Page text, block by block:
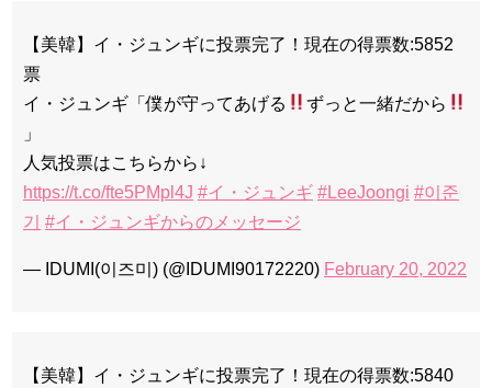
【美韓】イ・ジュンギに投票完了！現在の得票数:5852
票
イ・ジュンギ「僕が守ってあげる
ずっと一緒だから
」
人気投票はこちらから↓
https://t.co/fte5PMpl4J #イ・ジュンギ #LeeJoongi #이준
기
#イ・ジュンギからのメッセージ
— IDUMI(이즈미) (@IDUMI90172220) February 20, 2022
【美韓】イ・ジュンギに投票完了！現在の得票数:5840